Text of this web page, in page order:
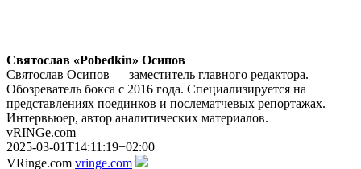
Святослав «Pobedkin» Осипов
Святослав Осипов — заместитель главного редактора.
Обозреватель бокса с 2016 года. Специализируется на
представлениях поединков и послематчевых репортажах.
Интервьюер, автор аналитических материалов.
vRINGe.com
2025-03-01T14:11:19+02:00
VRinge.com vringe.com